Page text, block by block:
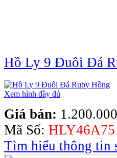
Hồ Ly 9 Đuôi Đá
Xem hình đầy đủ
Giá bán:
Mã Số: HLY46A75
Tìm hiểu thông tin